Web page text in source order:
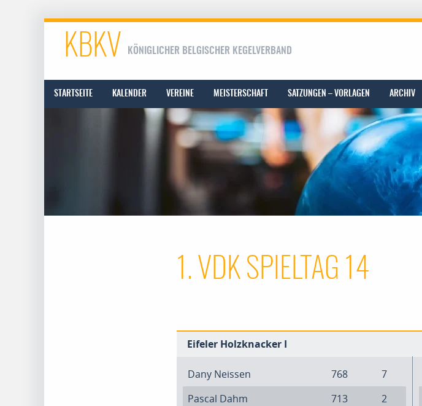
KBKV KÖNIGLICHER BELGISCHER KEGELVERBAND
STARTSEITE KALENDER VEREINE MEISTERSCHAFT SATZUNGEN – VORLAGEN ARCHIV
1. VDK SPIELTAG 14
Eifeler Holzknacker I
Dany Neissen 768
7
Pascal Dahm
713
2